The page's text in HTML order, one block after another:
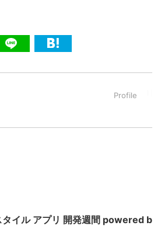
から記者としてまた起業家としてITスタ
界のハードウェアからソフトウェアの事業
PV事業に。世界最大IT系メディア（ス
イル アプリ 開発週間 powered b